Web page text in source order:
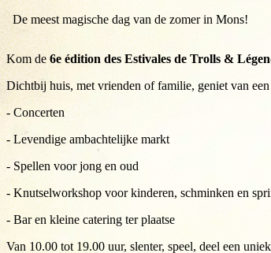
De meest magische dag van de zomer in Mons!
Kom de 6e édition des Estivales de Trolls &
Dichtbij huis, met vrienden of familie, geniet van
- Concerten
- Levendige ambachtelijke markt
- Spellen voor jong en oud
- Knutselworkshop voor kinderen, schminken en
- Bar en kleine catering ter plaatse
Van 10.00 tot 19.00 uur, slenter, speel, deel een